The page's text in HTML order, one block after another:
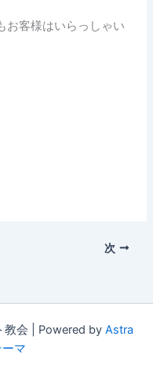
お客様はいらっしゃい
次
会 | Powered by Astra
マ